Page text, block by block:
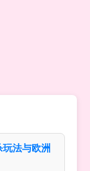
玩法与欧洲